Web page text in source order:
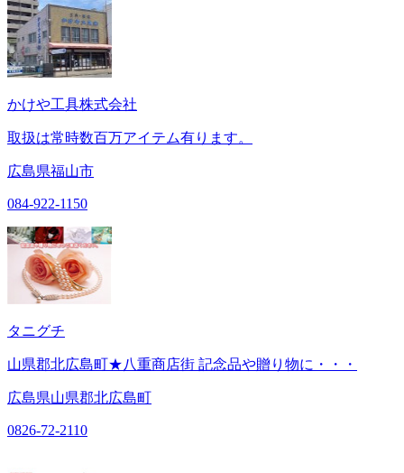
かけや工具株式会社
取扱は常時数百万アイテム有ります。
広島県福山市
084-922-1150
タニグチ
山県郡北広島町★八重商店街 記念品や贈り物に・・・
広島県山県郡北広島町
0826-72-2110